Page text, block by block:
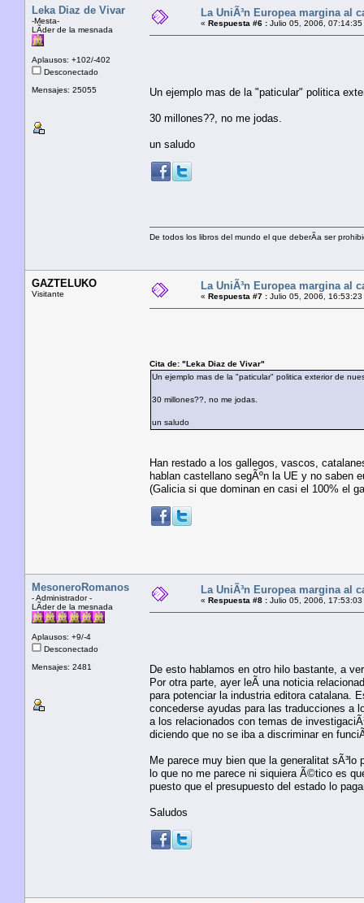
Leka Diaz de Vivar
-Mesta-
LÃ­der de la mesnada
Aplausos: +102/-402
Desconectado
Mensajes: 25055
La UniÃ³n Europea margina al
« Respuesta #6 : Julio 05, 2006, 07:14:35
Un ejemplo mas de la "paticular" politica
30 millones??, no me jodas.
un saludo
De todos los libros del mundo el que deberÃ­a ser
GAZTELUKO
Visitante
La UniÃ³n Europea margina al
« Respuesta #7 : Julio 05, 2006, 16:53:23
Cita de: "Leka Diaz de Vivar"
Un ejemplo mas de la "paticular" politica exterior de
30 millones??, no me jodas.
un saludo
Han restado a los gallegos, vascos,
hablan castellano segÃºn la UE y no saben
(Galicia si que dominan en casi el 100% el
MesoneroRomanos
- Administrador -
LÃ­der de la mesnada
Aplausos: +9/-4
Desconectado
Mensajes: 2481
La UniÃ³n Europea margina al
« Respuesta #8 : Julio 05, 2006, 17:53:03
De esto hablamos en otro hilo bastante, a
Por otra parte, ayer leÃ­ una noticia
para potenciar la industria editora catalana.
concederse ayudas para las traducciones a
a los relacionados con temas de
diciendo que no se iba a discriminar en
Me parece muy bien que la generalitat
lo que no me parece ni siquiera Ã©tico es
puesto que el presupuesto del estado lo
Saludos